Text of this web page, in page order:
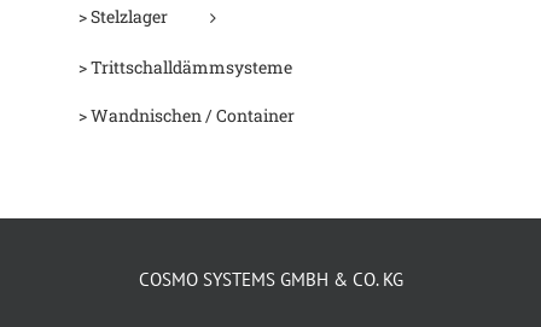
> Stelzlager
> Trittschalldämmsysteme
> Wandnischen / Container
COSMO SYSTEMS GMBH & CO. KG